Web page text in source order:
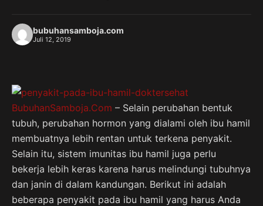
bubuhansamboja.com
Juli 12, 2019
BubuhanSamboja.Com – Selain perubahan bentuk
tubuh, perubahan hormon yang dialami oleh ibu hamil
membuatnya lebih rentan untuk terkena penyakit.
Selain itu, sistem imunitas ibu hamil juga perlu
bekerja lebih keras karena harus melindungi tubuhnya
dan janin di dalam kandungan. Berikut ini adalah
beberapa penyakit pada ibu hamil yang harus Anda